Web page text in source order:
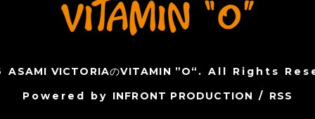
ASAMI VICTORIAのVITAMIN ”O“ . All Rights
Powered by INFRONT PRODUCTION / RSS